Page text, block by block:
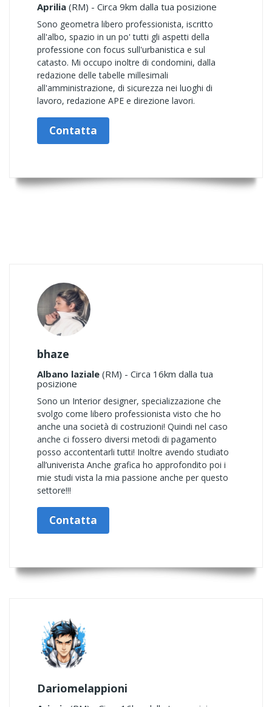
Aprilia (RM) - Circa 9km dalla tua posizione
Sono geometra libero professionista, iscritto
all'albo, spazio in un po' tutti gli aspetti della
professione con focus sull'urbanistica e sul
catasto. Mi occupo inoltre di condomini, dalla
redazione delle tabelle millesimali
all'amministrazione, di sicurezza nei luoghi di
lavoro, redazione APE e direzione lavori.
Contatta
bhaze
Albano laziale (RM) - Circa 16km dalla tua
posizione
Sono un Interior designer, specializzazione che
svolgo come libero professionista visto che ho
anche una società di costruzioni! Quindi nel caso
anche ci fossero diversi metodi di pagamento
posso accontentarli tutti! Inoltre avendo studiato
all’univerista Anche grafica ho approfondito poi i
mie studi vista la mia passione anche per questo
settore!!!
Contatta
Dariomelappioni